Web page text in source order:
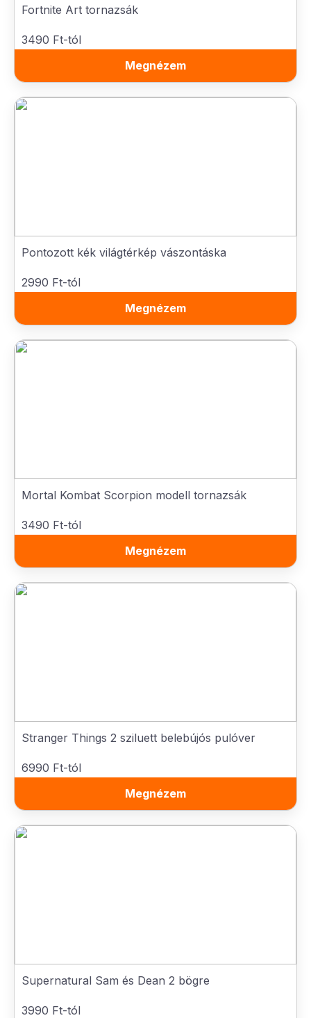
Fortnite Art tornazsák
3490 Ft-tól
Megnézem
Pontozott kék világtérkép vászontáska
2990 Ft-tól
Megnézem
Mortal Kombat Scorpion modell tornazsák
3490 Ft-tól
Megnézem
Stranger Things 2 sziluett belebújós pulóver
6990 Ft-tól
Megnézem
Supernatural Sam és Dean 2 bögre
3990 Ft-tól